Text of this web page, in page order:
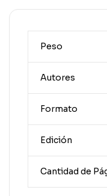
Peso
Autores
Formato
Edición
Cantidad de